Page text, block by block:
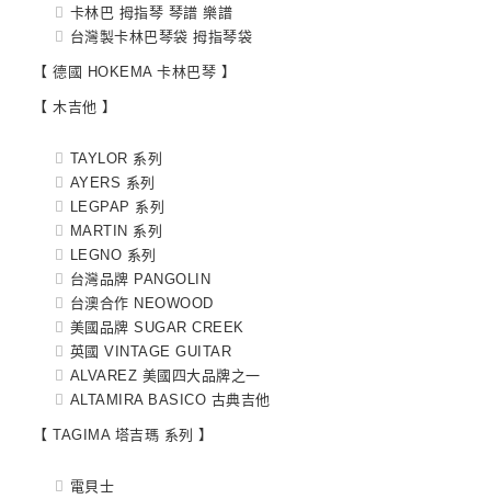
卡林巴 拇指琴 琴譜 樂譜
台灣製卡林巴琴袋 拇指琴袋
【 德國 HOKEMA 卡林巴琴 】
【 木吉他 】
TAYLOR 系列
AYERS 系列
LEGPAP 系列
MARTIN 系列
LEGNO 系列
台灣品牌 PANGOLIN
台澳合作 NEOWOOD
美國品牌 SUGAR CREEK
英國 VINTAGE GUITAR
ALVAREZ 美國四大品牌之一
ALTAMIRA BASICO 古典吉他
【 TAGIMA 塔吉瑪 系列 】
電貝士